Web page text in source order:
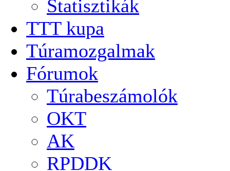
Statisztikák
TTT kupa
Túramozgalmak
Fórumok
Túrabeszámolók
OKT
AK
RPDDK